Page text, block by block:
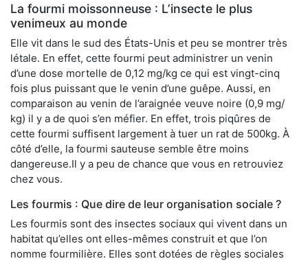
La fourmi moissonneuse : L’insecte le plus
venimeux au monde
Elle vit dans le sud des États-Unis et peu se montrer très
létale. En effet, cette fourmi peut administrer un venin
d’une dose mortelle de 0,12 mg/kg ce qui est vingt-cinq
fois plus puissant que le venin d’une guêpe. Aussi, en
comparaison au venin de l’araignée veuve noire (0,9 mg/
kg) il y a de quoi s’en méfier. En effet, trois piqûres de
cette fourmi suffisent largement à tuer un rat de 500kg. À
côté d’elle, la fourmi sauteuse semble être moins
dangereuse.Il y a peu de chance que vous en retrouviez
chez vous.
Les fourmis : Que dire de leur organisation sociale ?
Les fourmis sont des insectes sociaux qui vivent dans un
habitat qu’elles ont elles-mêmes construit et que l’on
nomme fourmilière. Elles sont dotées de règles sociales